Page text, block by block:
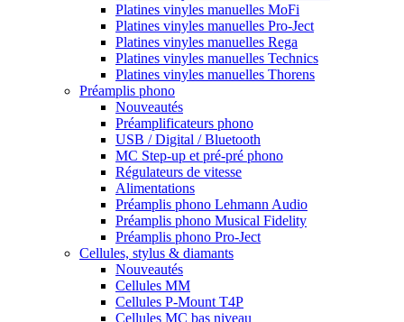
Platines vinyles manuelles MoFi
Platines vinyles manuelles Pro-Ject
Platines vinyles manuelles Rega
Platines vinyles manuelles Technics
Platines vinyles manuelles Thorens
Préamplis phono
Nouveautés
Préamplificateurs phono
USB / Digital / Bluetooth
MC Step-up et pré-pré phono
Régulateurs de vitesse
Alimentations
Préamplis phono Lehmann Audio
Préamplis phono Musical Fidelity
Préamplis phono Pro-Ject
Cellules, stylus & diamants
Nouveautés
Cellules MM
Cellules P-Mount T4P
Cellules MC bas niveau